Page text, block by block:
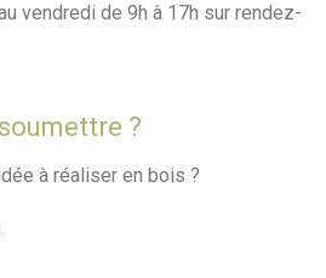
vendredi de 9h à 17h sur rendez-
?
à réaliser en bois ?